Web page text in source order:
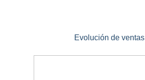
Evolución de ventas